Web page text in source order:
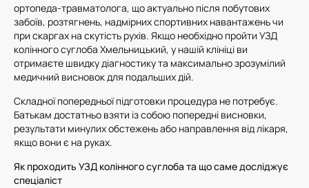
ортопеда-травматолога, що актуально після побутових
забоїв, розтягнень, надмірних спортивних навантажень чи
при скаргах на скутість рухів. Якщо необхідно пройти УЗД
колінного суглоба Хмельницький, у нашій клініці ви
отримаєте швидку діагностику та максимально зрозумілий
медичний висновок для подальших дій.
Складної попередньої підготовки процедура не потребує.
Батькам достатньо взяти із собою попередні висновки,
результати минулих обстежень або направлення від лікаря,
якщо вони є на руках.
Як проходить УЗД колінного суглоба та що саме досліджує
спеціаліст